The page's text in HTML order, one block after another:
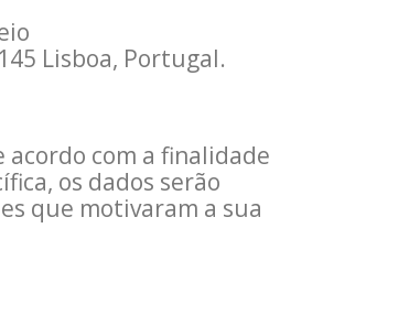
Lisboa, Portugal.
acordo com a finalidade
os dados serão
que motivaram a sua